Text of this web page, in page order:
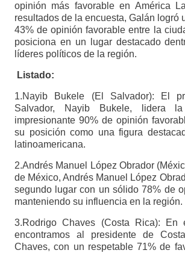
opinión más favorable en América
resultados de la encuesta, Galán logró
43% de opinión favorable entre la
posiciona en un lugar destacado
líderes políticos de la región.
Listado:
1.Nayib Bukele (El Salvador): El
Salvador, Nayib Bukele, lidera
impresionante 90% de opinión
su posición como una figura
latinoamericana.
2.Andrés Manuel López Obrador
de México, Andrés Manuel López
segundo lugar con un sólido 78% de
manteniendo su influencia en la región.
3.Rodrigo Chaves (Costa Rica): En
encontramos al presidente de
Chaves, con un respetable 71% de